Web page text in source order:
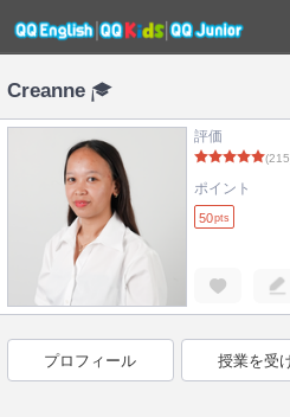
Creanne
評価
ポイント
50pts
プロフィール 授業を受